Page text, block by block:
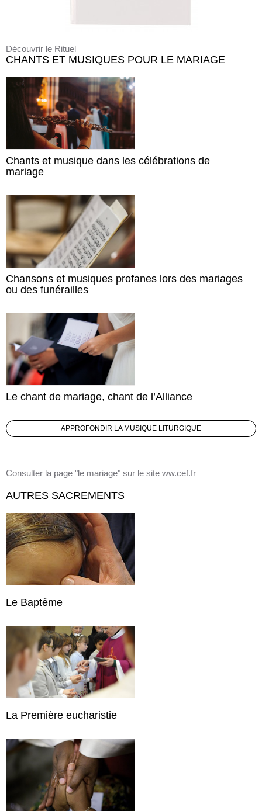
Découvrir le Rituel
CHANTS ET MUSIQUES POUR LE MARIAGE
Chants et musique dans les célébrations de
mariage
Chansons et musiques profanes lors des mariages
ou des funérailles
Le chant de mariage, chant de l’Alliance
APPROFONDIR LA MUSIQUE LITURGIQUE
Consulter la page "le mariage" sur le site ww.cef.fr
AUTRES SACREMENTS
Le Baptême
La Première eucharistie